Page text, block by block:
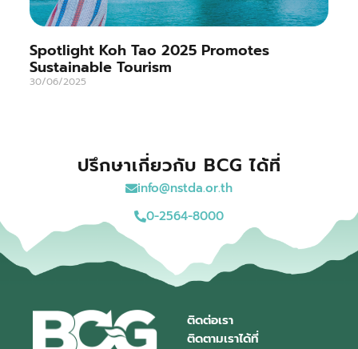
Spotlight Koh Tao 2025 Promotes
Sustainable Tourism
30/06/2025
ปรึกษาเกี่ยวกับ BCG ได้ที่
info@nstda.or.th
0-2564-8000
ติดต่อเรา
ติดตามเราได้ที่